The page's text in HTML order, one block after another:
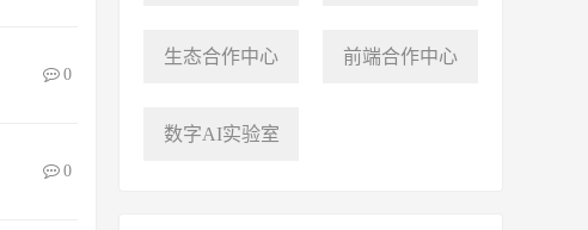
0
0
生态合作中心 前端合作中心
数字AI实验室